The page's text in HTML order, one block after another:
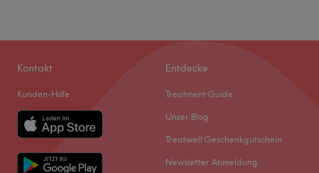
Kontakt
Kunden-Hilfe
Entdecke
Treatment Guide
Unser Blog
Treatwell Geschenkgutschein
Newsletter Anmeldung